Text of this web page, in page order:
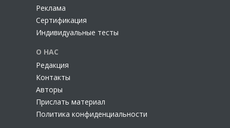
Реклама
Сертификация
Индивидуальные тесты
О НАС
Редакция
Контакты
Авторы
Прислать материал
Политика конфиденциальности